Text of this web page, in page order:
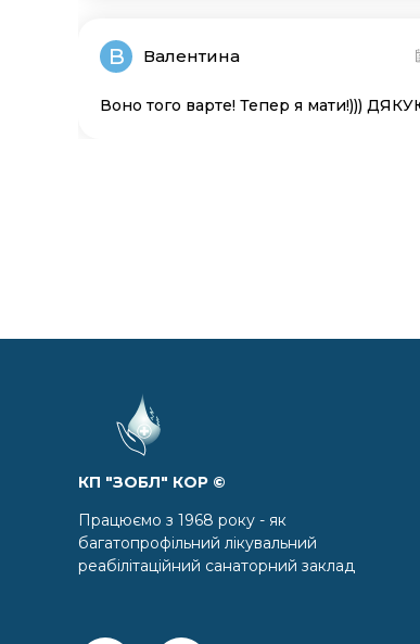
В Валентина
Воно того варте! Тепер я мати!)))
КП "ЗОБЛ" КОР ©
Працюємо з 1968 року - як
багатопрофільний лікувальний
реабілітаційний санаторний заклад